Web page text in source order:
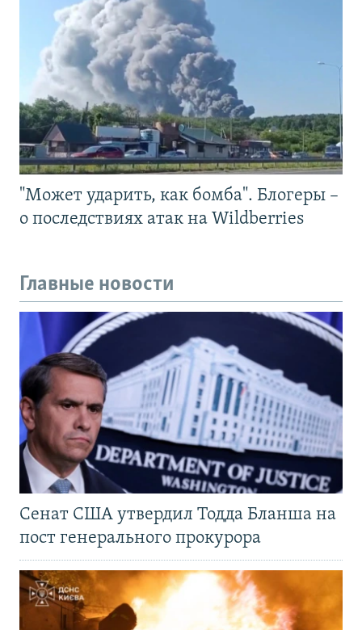
"Может ударить, как бомба". Блогеры –
о последствиях атак на Wildberries
Главные новости
Сенат США утвердил Тодда Бланша на
пост генерального прокурора